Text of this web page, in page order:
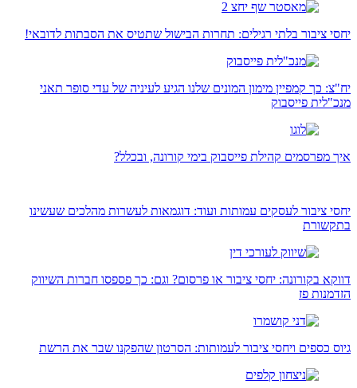
יחסי ציבור בלתי רגילים: תחרות הבישול שתטיס את הסבתות לדובאי!
יח"צ: כך קמפיין מימון המונים שלנו הגיע לעיניה של עדי סופר תאני
מנכ"לית פייסבוק
איך מפרסמים קהילת פייסבוק בימי קורונה, ובכלל?
יחסי ציבור לעסקים עמותות ועוד: דוגמאות לעשרות מהלכים שעשינו
בתקשורת
דווקא בקורונה: יחסי ציבור או פרסום? וגם: כך פספסו חברות השיווק
הזדמנות פז
גיוס כספים ויחסי ציבור לעמותות: הסרטון שהפקנו שבר את הרשת